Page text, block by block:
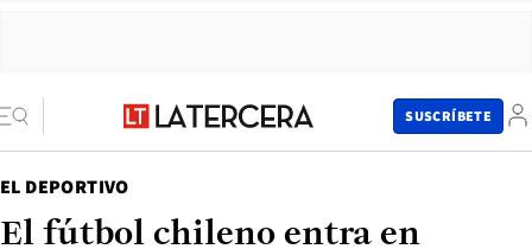
SUSCRÍBETE
EL DEPORTIVO
El fútbol chileno entra en